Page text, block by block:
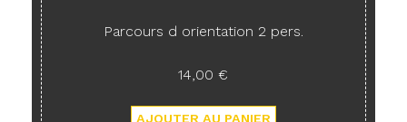
Parcours d orientation 2 pers.
14,00 €